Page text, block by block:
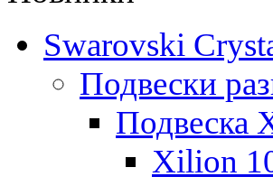
Swarovski
Подвески
Подвеска
Xilion